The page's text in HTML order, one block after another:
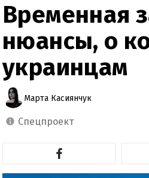
Временная
нюансы, о
украинцам
Марта Касиянчук
спецпроект